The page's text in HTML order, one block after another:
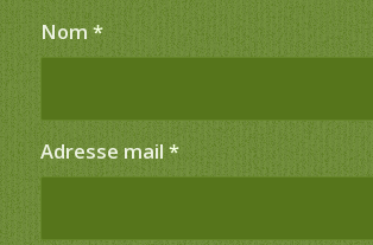
Nom *
Adresse mail *